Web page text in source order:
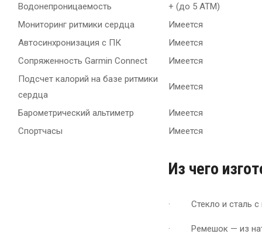
Водонепроницаемость
+ (до 5 АТМ)
Мониторинг ритмики сердца
Имеется
Автосинхронизация с ПК
Имеется
Сопряженность Garmin Connect
Имеется
Подсчет калорий на базе ритмики
сердца
Имеется
Барометрический альтиметр
Имеется
Спортчасы
Имеется
Из чего
· Стекло и сталь с
· Ремешок — из